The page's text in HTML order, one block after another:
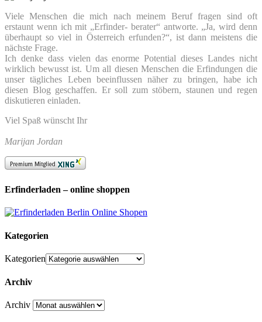
Viele Menschen die mich nach meinem Beruf fragen sind oft
erstaunt wenn ich mit „Erfinder- berater“ antworte. „Ja, wird denn
überhaupt so viel in Österreich erfunden?“, ist dann meistens die
nächste Frage.
Ich denke dass vielen das enorme Potential dieses Landes nicht
wirklich bewusst ist. Um all diesen Menschen die Erfindungen die
unser tägliches Leben beeinflussen näher zu bringen, habe ich
diesen Blog geschaffen. Er soll zum stöbern, staunen und regen
diskutieren einladen.
Viel Spaß wünscht Ihr
Marijan Jordan
Erfinderladen – online shoppen
Kategorien
Kategorien
Archiv
Archiv